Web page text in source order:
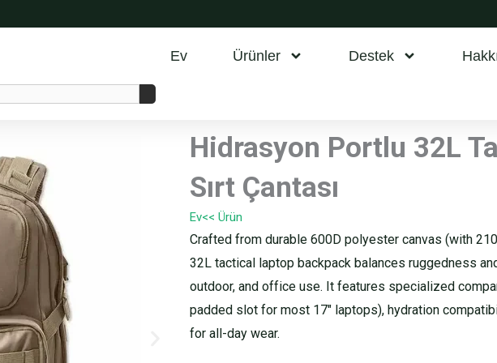
Ev Ürünler Destek
Hidrasyon Portlu 32L
Sırt Çantası
Ev<< Ürün
Crafted from durable 600D polyester canvas (with
32L tactical laptop backpack balances ruggedness
outdoor, and office use. It features specialized
padded slot for most 17″ laptops), hydration
for all-day wear.